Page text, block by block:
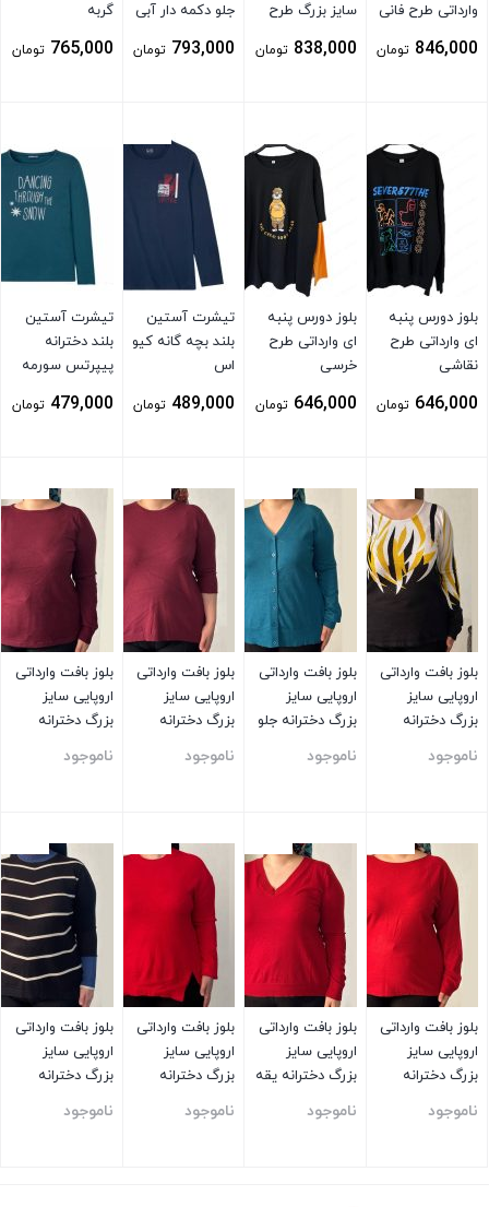
وارداتی طرح فانی
846,000 تومان
سایز بزرگ طرح
838,000 تومان
جلو دکمه دار آبی
793,000 تومان
گربه
765,000 تومان
بلوز دورس پنبه
ای وارداتی طرح
نقاشی
646,000 تومان
بلوز دورس پنبه
ای وارداتی طرح
خرسی
646,000 تومان
تیشرت آستین
بلند بچه گانه کیو
اس
489,000 تومان
تیشرت آستین
بلند دخترانه
پیپرتس سورمه
479,000 تومان
بلوز بافت وارداتی
اروپایی سایز
بزرگ دخترانه
ناموجود
بلوز بافت وارداتی
اروپایی سایز
بزرگ دخترانه جلو
ناموجود
بلوز بافت وارداتی
اروپایی سایز
بزرگ دخترانه
ساده زرشکی
ناموجود
بلوز بافت وارداتی
اروپایی سایز
بزرگ دخترانه
ناموجود
بلوز بافت وارداتی
اروپایی سایز
بزرگ دخترانه
ناموجود
بلوز بافت وارداتی
اروپایی سایز
بزرگ دخترانه یقه
ناموجود
بلوز بافت وارداتی
اروپایی سایز
بزرگ دخترانه
ناموجود
بلوز بافت وارداتی
اروپایی سایز
بزرگ دخترانه
ناموجود